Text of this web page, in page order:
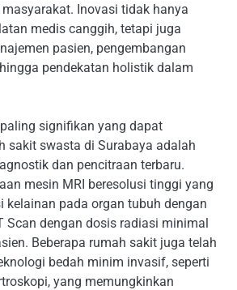
Inovasi tidak hanya
medis canggih, tetapi juga
pasien, pengembangan
pendekatan holistik dalam
signifikan yang dapat
sakit swasta di Surabaya adalah
dan pencitraan terbaru.
mesin MRI beresolusi tinggi yang
kelainan pada organ tubuh dengan
Scan dengan dosis radiasi minimal
Beberapa rumah sakit juga telah
bedah minim invasif, seperti
yang memungkinkan